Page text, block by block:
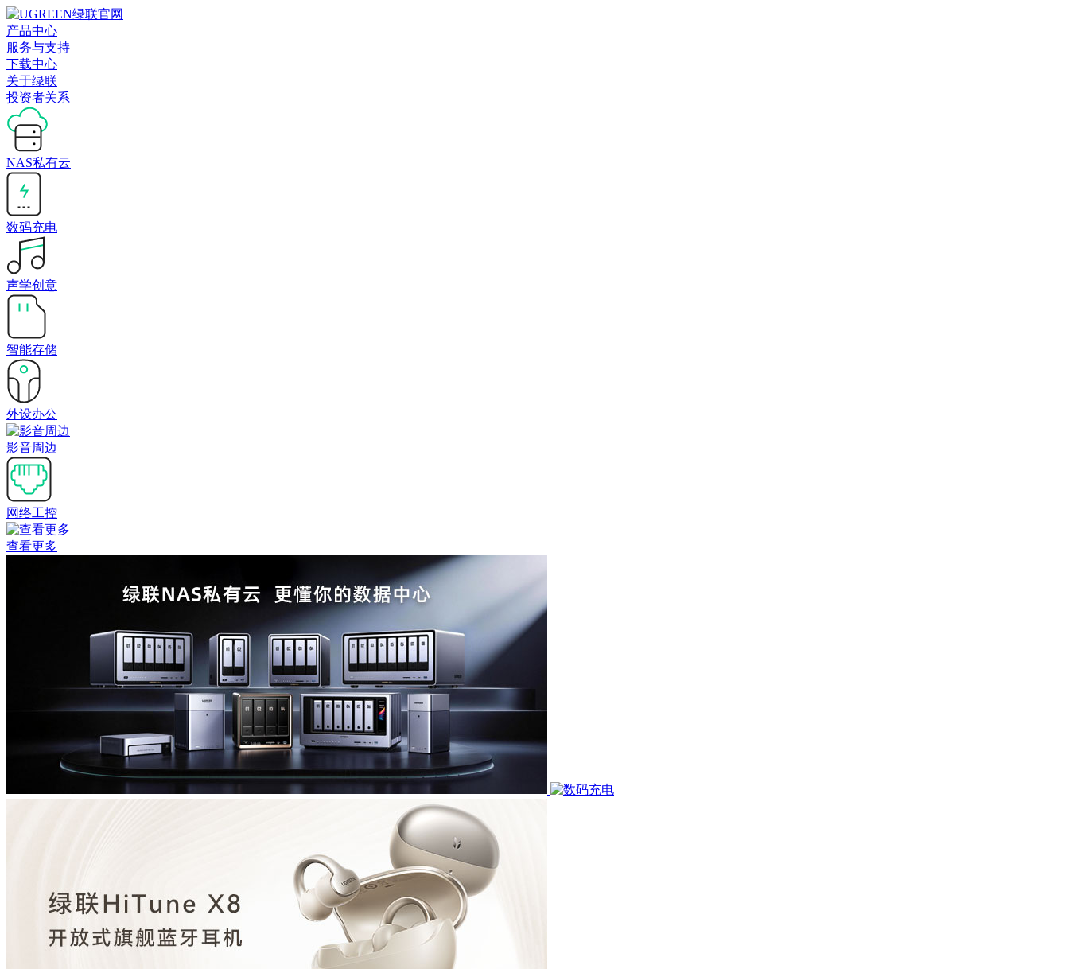
产品中心
服务与支持
下载中心
关于绿联
投资者关系
NAS私有云
数码充电
声学创意
智能存储
外设办公
影音周边
网络工控
查看更多